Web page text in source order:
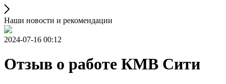
Наши новости и рекомендации
2024-07-16 00:12
Отзыв о работе КМВ Сити